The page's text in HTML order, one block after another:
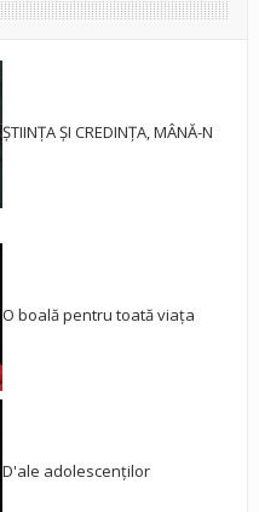
ȘTIINȚA ȘI CREDINȚA, MÂNĂ-N
O boală pentru toată viața
D'ale adolescenților